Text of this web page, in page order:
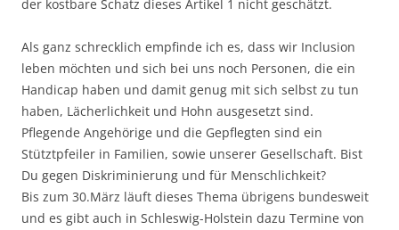
der kostbare Schatz dieses Artikel 1 nicht geschätzt.
Als ganz schrecklich empfinde ich es, dass wir Inclusion
leben möchten und sich bei uns noch Personen, die ein
Handicap haben und damit genug mit sich selbst zu tun
haben, Lächerlichkeit und Hohn ausgesetzt sind.
Pflegende Angehörige und die Gepflegten sind ein
Stütztpfeiler in Familien, sowie unserer Gesellschaft. Bist
Du gegen Diskriminierung und für Menschlichkeit?
Bis zum 30.März läuft dieses Thema übrigens bundesweit
und es gibt auch in Schleswig-Holstein dazu Termine von